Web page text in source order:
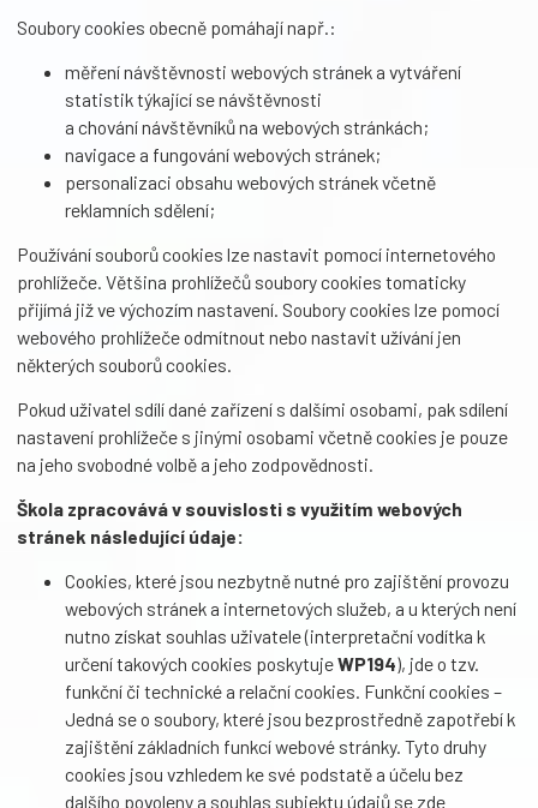
Soubory cookies obecně pomáhají např.:
měření návštěvnosti webových stránek a vytváření
statistik týkající se návštěvnosti
a chování návštěvníků na webových stránkách;
navigace a fungování webových stránek;
personalizaci obsahu webových stránek včetně
reklamních sdělení;
Používání souborů cookies lze nastavit pomocí internetového
prohlížeče. Většina prohlížečů soubory cookies tomaticky
přijímá již ve výchozím nastavení. Soubory cookies lze pomocí
webového prohlížeče odmítnout nebo nastavit užívání jen
některých souborů cookies.
Pokud uživatel sdílí dané zařízení s dalšími osobami, pak sdílení
nastavení prohlížeče s jinými osobami včetně cookies je pouze
na jeho svobodné volbě a jeho zodpovědnosti.
Škola zpracovává v souvislosti s využitím webových
stránek následující údaje:
Cookies, které jsou nezbytně nutné pro zajištění provozu
webových stránek a internetových služeb, a u kterých není
nutno získat souhlas uživatele (interpretační vodítka k
určení takových cookies poskytujeWP194), jde o tzv.
funkční či technické a relační cookies. Funkční cookies –
Jedná se o soubory, které jsou bezprostředně zapotřebí k
zajištění základních funkcí webové stránky. Tyto druhy
cookies jsou vzhledem ke své podstatě a účelu bez
dalšího povoleny a souhlas subjektu údajů se zde